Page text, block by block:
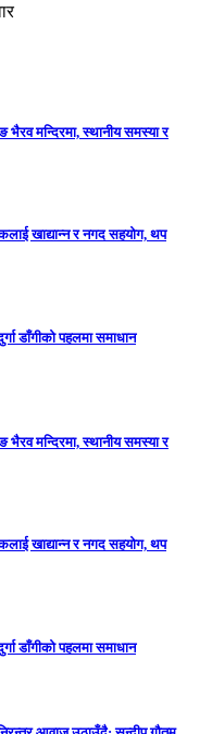
मन्दिरमा, स्थानीय समस्या र
खाद्यान्न र नगद सहयोग, थप
डाँगीको पहलमा समाधान
मन्दिरमा, स्थानीय समस्या र
खाद्यान्न र नगद सहयोग, थप
डाँगीको पहलमा समाधान